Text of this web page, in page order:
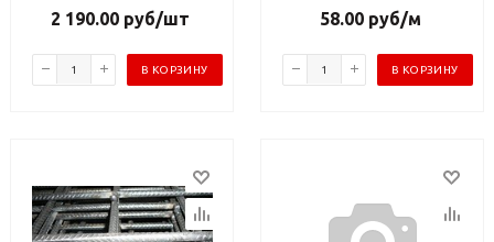
2 190.00 руб/шт
В КОРЗИНУ
58.00 руб/м
В КОРЗИНУ